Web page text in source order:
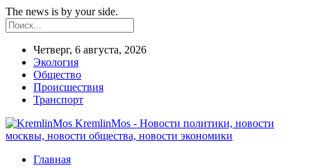
The news is by your side.
Четверг, 6 августа, 2026
Экология
Общество
Происшествия
Транспорт
KremlinMos - Новости политики, новости
москвы, новости общества, новости экономики
Главная